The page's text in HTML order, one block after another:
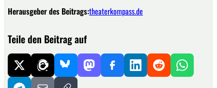
Herausgeber des Beitrags:theaterkompass.de
Teile den Beitrag auf